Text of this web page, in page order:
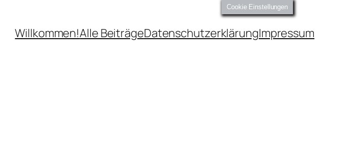
Willkommen!Alle BeiträgeDatenschutzerklärungImpressum
Cookie Einstellungen